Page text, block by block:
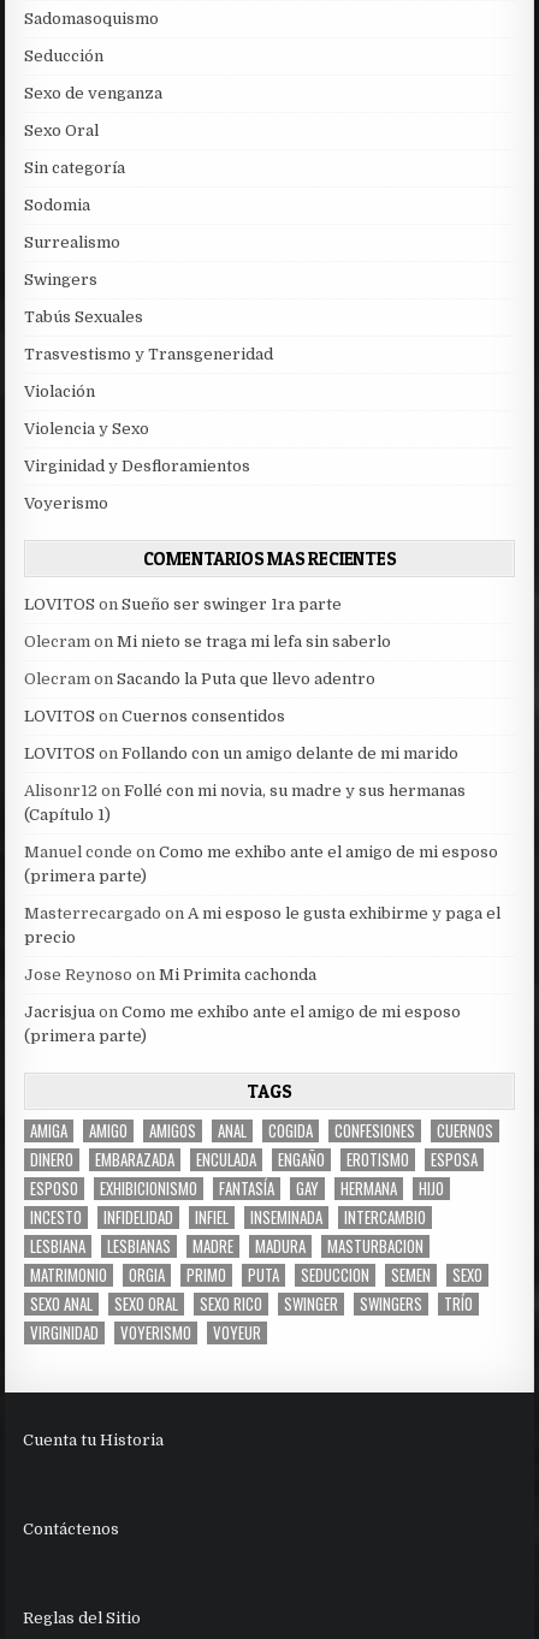
Sadomasoquismo
Seducción
Sexo de venganza
Sexo Oral
Sin categoría
Sodomia
Surrealismo
Swingers
Tabús Sexuales
Trasvestismo y Transgeneridad
Violación
Violencia y Sexo
Virginidad y Desfloramientos
Voyerismo
COMENTARIOS MAS RECIENTES
LOVITOS onSueño ser swinger 1ra parte
Olecram onMi nieto se traga mi lefa sin saberlo
Olecram onSacando la Puta que llevo adentro
LOVITOS onCuernos consentidos
LOVITOS onFollando con un amigo delante de mi marido
Alisonr12 onFollé con mi novia, su madre y sus hermanas
(Capítulo 1)
Manuel conde onComo me exhibo ante el amigo de mi esposo
(primera parte)
Masterrecargado onA mi esposo le gusta exhibirme y paga el
precio
Jose Reynoso onMi Primita cachonda
Jacrisjua onComo me exhibo ante el amigo de mi esposo
(primera parte)
TAGS
AMIGA AMIGO AMIGOS ANAL COGIDA CONFESIONES
CUERNOS
DINERO
EMBARAZADA ENCULADA ENGAÑO EROTISMO
ESPOSA
ESPOSO
EXHIBICIONISMO FANTASÍA GAY HERMANA
HIJO
INCESTO
INFIDELIDAD INFIEL INSEMINADA
INTERCAMBIO
LESBIANA
LESBIANAS MADRE MADURA
MASTURBACION
MATRIMONIO
ORGIA PRIMO PUTA SEDUCCION SEMEN
SEXO
SEXO ANAL
SEXO ORAL SEXO RICO SWINGER SWINGERS
TRÍO
VIRGINIDAD
VOYERISMO VOYEUR
Cuenta tu Historia
Contáctenos
Reglas del Sitio